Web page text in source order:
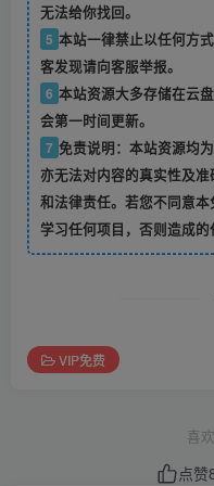
无法给你找回。
5 本站一律禁止以任何方
客发现请向客服举报。
6 本站资源大多存储在云
会第一时间更新。
7 免责说明：本站资源均
亦无法对内容的真实性及
和法律责任。若您不同意
学习任何项目，否则造成的
VIP免费
喜
点赞